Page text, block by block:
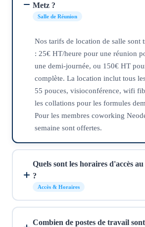
Metz ?
Salle de Réunion
Nos tarifs de location de salle sont
: 25€ HT/heure pour une réunion
une demi-journée, ou 150€ HT
complète. La location inclut tous
55 pouces, visioconférence, wifi
les collations pour les formules
Pour les membres coworking
semaine sont offertes.
Quels sont les horaires d'accès
?
Accès & Horaires
Combien de postes de travail